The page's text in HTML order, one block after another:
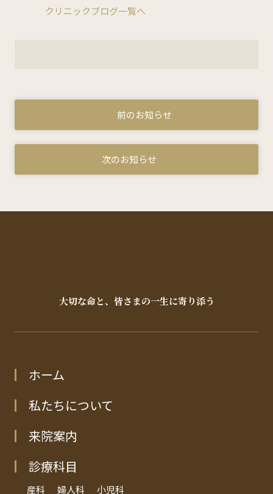
クリニックブログ一覧へ
前のお知らせ
次のお知らせ
大切な命と、皆さまの一生に寄り添う
ホーム
私たちについて
来院案内
診療科目
産科 婦人科 小児科